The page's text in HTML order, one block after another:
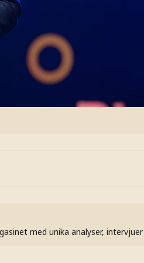
med unika analyser,